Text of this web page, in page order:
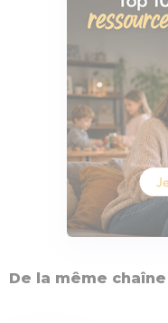
De la même chaîne